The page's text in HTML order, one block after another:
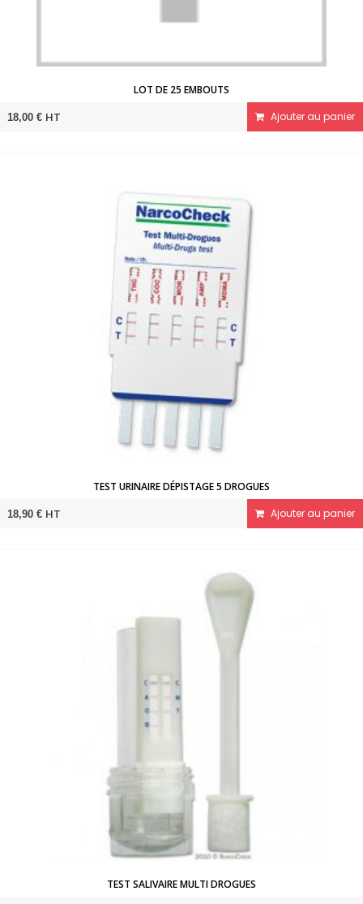
LOT DE 25 EMBOUTS
18,00 € HT Ajouter au panier
TEST URINAIRE DÉPISTAGE 5 DROGUES
18,90 € HT Ajouter au panier
TEST SALIVAIRE MULTI DROGUES